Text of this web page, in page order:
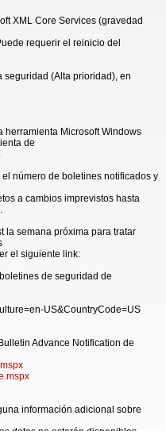
XML Core Services (gravedad
requerir el reinicio del
seguridad (Alta prioridad), en
herramienta Microsoft Windows
de
número de boletines notificados y
a cambios imprevistos hasta
la semana próxima para tratar
el siguiente link:
de seguridad de
US&CountryCode=US
Advance Notification de
información adicional sobre